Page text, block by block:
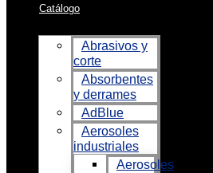
Catálogo
Abrasivos y
corte
Absorbentes
y derrames
AdBlue
Aerosoles
industriales
Aerosoles